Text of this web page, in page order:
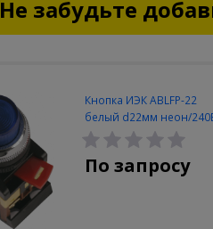
Не забудьте
Кнопка ИЭК ABLFP-22
белый d22мм неон/
1з+1р
По запросу